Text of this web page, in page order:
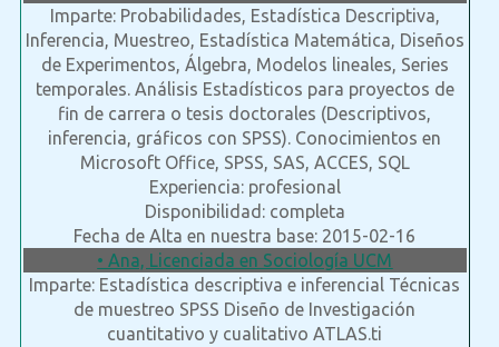
Imparte: Probabilidades, Estadística Descriptiva,
Inferencia, Muestreo, Estadística Matemática, Diseños
de Experimentos, Álgebra, Modelos lineales, Series
temporales. Análisis Estadísticos para proyectos de
fin de carrera o tesis doctorales (Descriptivos,
inferencia, gráficos con SPSS). Conocimientos en
Microsoft Office, SPSS, SAS, ACCES, SQL
Experiencia: profesional
Disponibilidad: completa
Fecha de Alta en nuestra base: 2015-02-16
• Ana, Licenciada en Sociología UCM
Imparte: Estadística descriptiva e inferencial Técnicas
de muestreo SPSS Diseño de Investigación
cuantitativo y cualitativo ATLAS.ti